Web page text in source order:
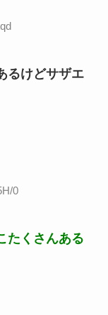
るけどサザエ
0
たくさんある